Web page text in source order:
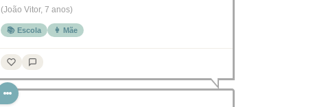
(João Vitor, 7 anos)
📚 Escola 👩 Mãe